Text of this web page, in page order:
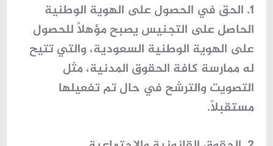
1. الحق في الحصول على الهوية الوطنية
الحاصل على التجنيس يصبح مؤهلاً للحصول
على الهوية الوطنية السعودية، والتي تتيح
له ممارسة كافة الحقوق المدنية، مثل
التصويت والترشح في حال تم تفعيلها
مستقبلًا.